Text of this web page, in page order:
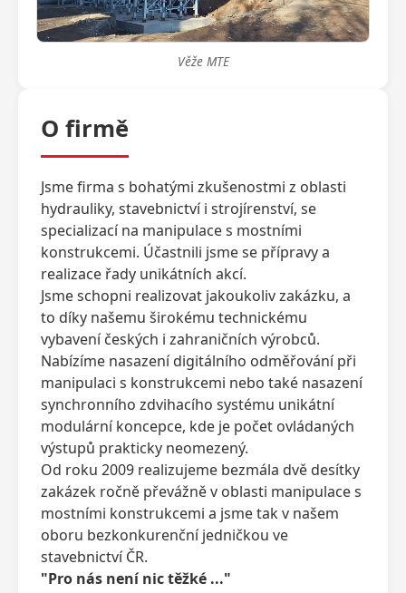
Věže MTE
O firmě
Jsme firma s bohatými zkušenostmi z oblasti
hydrauliky, stavebnictví i strojírenství, se
specializací na manipulace s mostními
konstrukcemi. Účastnili jsme se přípravy a
realizace řady unikátních akcí.
Jsme schopni realizovat jakoukoliv zakázku, a
to díky našemu širokému technickému
vybavení českých i zahraničních výrobců.
Nabízíme nasazení digitálního odměřování při
manipulaci s konstrukcemi nebo také nasazení
synchronního zdvihacího systému unikátní
modulární koncepce, kde je počet ovládaných
výstupů prakticky neomezený.
Od roku 2009 realizujeme bezmála dvě desítky
zakázek ročně převážně v oblasti manipulace s
mostními konstrukcemi a jsme tak v našem
oboru bezkonkurenční jedničkou ve
stavebnictví ČR.
"Pro nás není nic těžké ..."